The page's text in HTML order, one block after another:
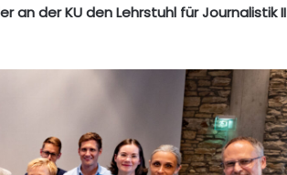
der KU den Lehrstuhl für Journalistik II